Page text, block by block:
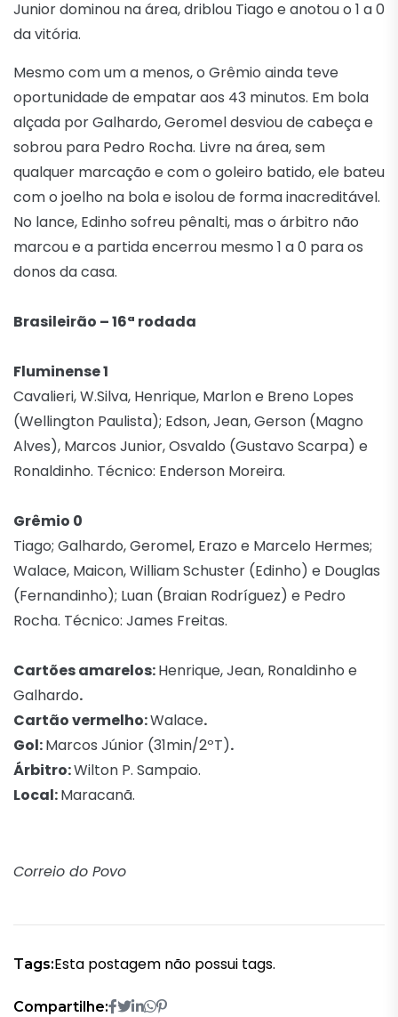
Junior dominou na área, driblou Tiago e anotou o 1 a 0
da vitória.
Mesmo com um a menos, o Grêmio ainda teve
oportunidade de empatar aos 43 minutos. Em bola
alçada por Galhardo, Geromel desviou de cabeça e
sobrou para Pedro Rocha. Livre na área, sem
qualquer marcação e com o goleiro batido, ele bateu
com o joelho na bola e isolou de forma inacreditável.
No lance, Edinho sofreu pênalti, mas o árbitro não
marcou e a partida encerrou mesmo 1 a 0 para os
donos da casa.
Brasileirão – 16ª rodada
Fluminense 1
Cavalieri, W.Silva, Henrique, Marlon e Breno Lopes
(Wellington Paulista); Edson, Jean, Gerson (Magno
Alves), Marcos Junior, Osvaldo (Gustavo Scarpa) e
Ronaldinho. Técnico: Enderson Moreira.
Grêmio 0
Tiago; Galhardo, Geromel, Erazo e Marcelo Hermes;
Walace, Maicon, William Schuster (Edinho) e Douglas
(Fernandinho); Luan (Braian Rodríguez) e Pedro
Rocha. Técnico: James Freitas.
Cartões amarelos:Henrique, Jean, Ronaldinho e
Galhardo.
Cartão vermelho:Walace.
Gol:Marcos Júnior (31min/2ºT).
Árbitro:Wilton P. Sampaio.
Local:Maracanã.
Correio do Povo
Tags:Esta postagem não possui tags.
Compartilhe: